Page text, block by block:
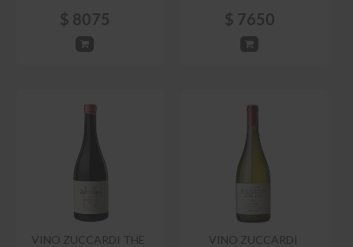
$ 8075 $ 7650
VINO ZUCCARDI THE
VINO ZUCCARDI